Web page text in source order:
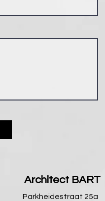
Architect BART
Parkheidestraat 25a